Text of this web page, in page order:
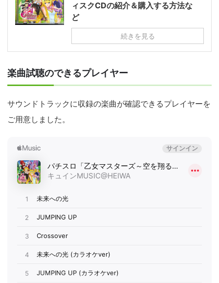
ィスクCDの紹介＆購入する方法な
ど
続きを見る
楽曲試聴のできるプレイヤー
サウンドトラックに収録の楽曲が確認できるプレイヤーを
ご用意しました。